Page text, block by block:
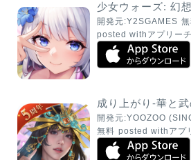
少女ウォーズ: 幻
開発元:Y2SGAMES
posted with アプリーチ
成り上がり-華と
開発元:YOOZOO
無料 posted with アプ